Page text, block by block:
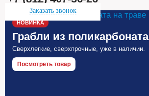
Заказать звонок
НОВИНКА
Грабли из поликарбоната
Сверхлегкие, сверхпрочные, уже в наличии.
Посмотреть товар